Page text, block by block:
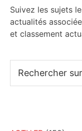
Suivez les sujets
actualités
et classement
sur
ce